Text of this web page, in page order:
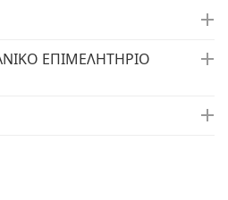
ΕΠΙΜΕΛΗΤΗΡΙΟ